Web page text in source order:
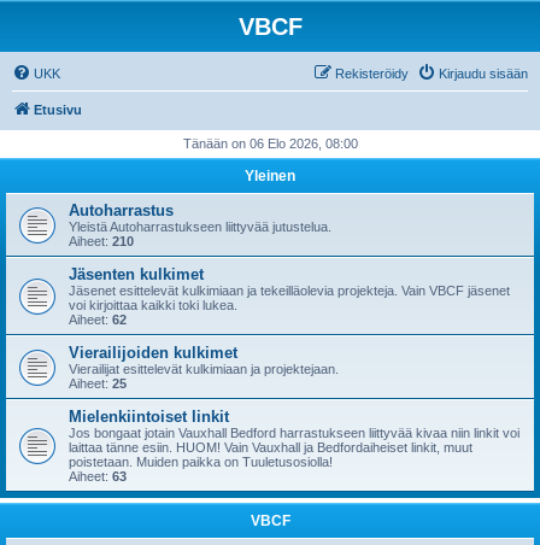
VBCF
UKK Kirjaudu sisään
Rekisteröidy
Etusivu
Tänään on 06 Elo 2026, 08:00
Yleinen
Autoharrastus
Yleistä Autoharrastukseen liittyvää jutustelua.
Aiheet: 210
Jäsenten kulkimet
Jäsenet esittelevät kulkimiaan ja tekeilläolevia projekteja. Vain VBCF jäsenet
voi kirjoittaa kaikki toki lukea.
Aiheet: 62
Vierailijoiden kulkimet
Vierailijat esittelevät kulkimiaan ja projektejaan.
Aiheet: 25
Mielenkiintoiset linkit
Jos bongaat jotain Vauxhall Bedford harrastukseen liittyvää kivaa niin linkit voi
laittaa tänne esiin. HUOM! Vain Vauxhall ja Bedfordaiheiset linkit, muut
poistetaan. Muiden paikka on Tuuletusosiolla!
Aiheet: 63
VBCF